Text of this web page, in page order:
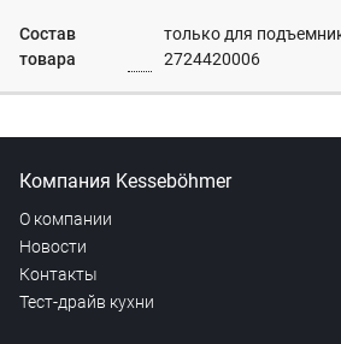
Состав
товара
только для
2724420006
Компания Kesseböhmer
О компании
Новости
Контакты
Тест-драйв кухни